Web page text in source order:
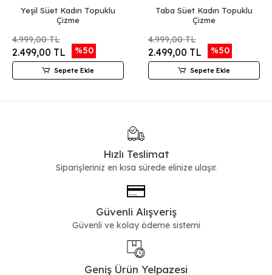
Yeşil Süet Kadın Topuklu
Çizme
4.999,00 TL
2.499,00 TL %50
Sepete Ekle
Taba Süet Kadın Topuklu
Çizme
4.999,00 TL
2.499,00 TL %50
Sepete Ekle
Hızlı Teslimat
Siparişleriniz en kısa sürede elinize ulaşır.
Güvenli Alışveriş
Güvenli ve kolay ödeme sistemi
Geniş Ürün Yelpazesi